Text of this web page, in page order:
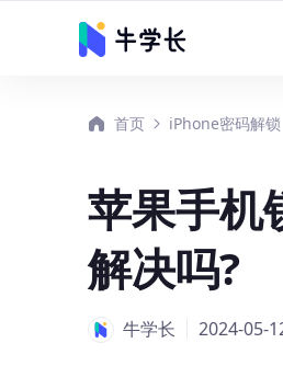
修复工具
首页 iPhone密码解锁
苹果手机
解决吗?
牛学长 2024-05-